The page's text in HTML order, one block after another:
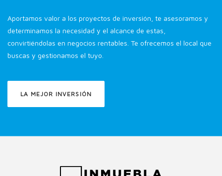
Aportamos valor a los proyectos de inversión, te asesoramos y
determinamos la necesidad y el alcance de estas,
convirtiéndolas en negocios rentables. Te ofrecemos el local que
buscas y gestionamos el tuyo.
LA MEJOR INVERSIÓN